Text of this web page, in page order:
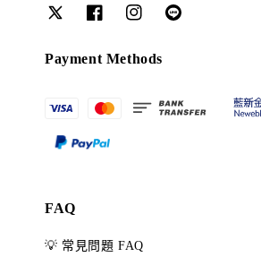
Payment Methods
FAQ
💡 常見問題 FAQ